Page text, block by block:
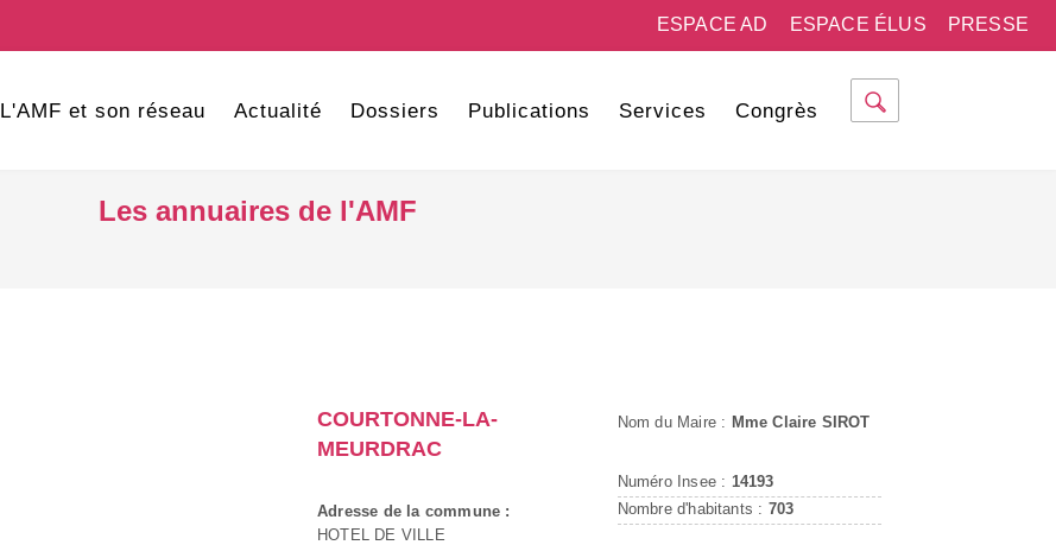
PRESSE
ESPACE ÉLUS
ESPACE AD
L'AMF et son réseau Actualité Dossiers Publications Services Congrès
Les annuaires de l'AMF
COURTONNE-LA-
MEURDRAC
Adresse de la commune :
HOTEL DE VILLE
Nom du Maire : Mme Claire SIROT
Numéro Insee : 14193
Nombre d'habitants : 703